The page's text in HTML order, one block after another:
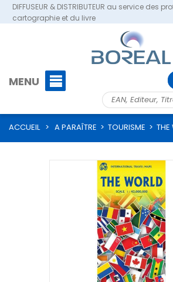
DIFFUSEUR & DISTRIBUTEUR au service des
cartographie et du livre
MENU
ACCUEIL > A PARAÎTRE > TOURISME > THE